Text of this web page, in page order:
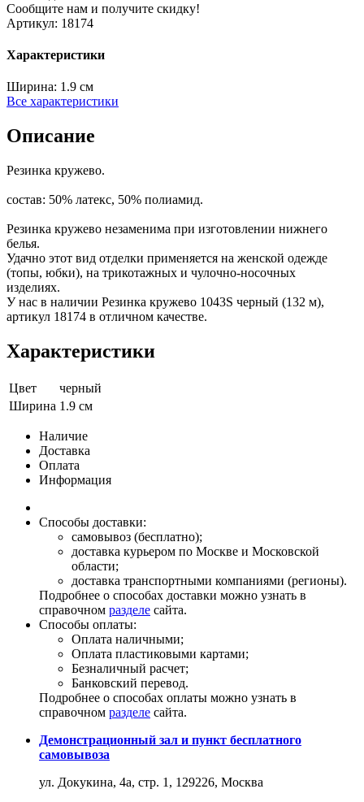
Сообщите нам и получите скидку!
Артикул: 18174
Характеристики
Ширина: 1.9 см
Все характеристики
Описание
Резинка кружево.
состав: 50% латекс, 50% полиамид.
Резинка кружево незаменима при изготовлении нижнего
белья.
Удачно этот вид отделки применяется на женской одежде
(топы, юбки), на трикотажных и чулочно-носочных
изделиях.
У нас в наличии Резинка кружево 1043S черный (132 м),
артикул 18174 в отличном качестве.
Характеристики
Цвет
черный
Ширина 1.9 см
Наличие
Доставка
Оплата
Информация
Способы доставки:
самовывоз (бесплатно);
доставка курьером по Москве и Московской
области;
доставка транспортными компаниями (регионы).
Подробнее о способах доставки можно узнать в
справочном разделе сайта.
Способы оплаты:
Оплата наличными;
Оплата пластиковыми картами;
Безналичный расчет;
Банковский перевод.
Подробнее о способах оплаты можно узнать в
справочном разделе сайта.
Демонстрационный зал и пункт бесплатного
самовывоза
ул. Докукина, 4а, стр. 1, 129226, Москва